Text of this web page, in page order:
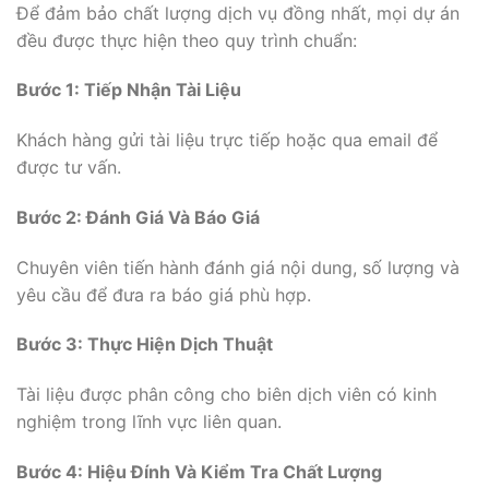
Để đảm bảo chất lượng dịch vụ đồng nhất, mọi dự án
đều được thực hiện theo quy trình chuẩn:
Bước 1: Tiếp Nhận Tài Liệu
Khách hàng gửi tài liệu trực tiếp hoặc qua email để
được tư vấn.
Bước 2: Đánh Giá Và Báo Giá
Chuyên viên tiến hành đánh giá nội dung, số lượng và
yêu cầu để đưa ra báo giá phù hợp.
Bước 3: Thực Hiện Dịch Thuật
Tài liệu được phân công cho biên dịch viên có kinh
nghiệm trong lĩnh vực liên quan.
Bước 4: Hiệu Đính Và Kiểm Tra Chất Lượng